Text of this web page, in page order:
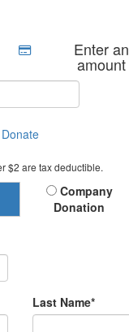
Enter an
amount
Donate
$2 are tax deductible.
Company
Donation
Last Name*